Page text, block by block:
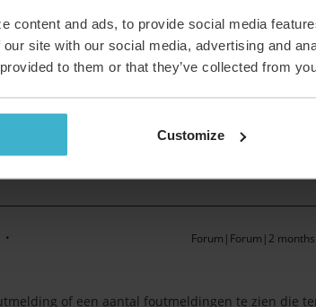
content and ads, to provide social media
site with our social media, advertising and
to them or that they’ve collected from
Customize
vanuit Entra.
is in Topdesk.
001 terugkomt maar personeelnummer 002
dan kan Topdesk deze tweede persoon niet
Forum|Forum|2
of een aantal foutmeldingen te zien die